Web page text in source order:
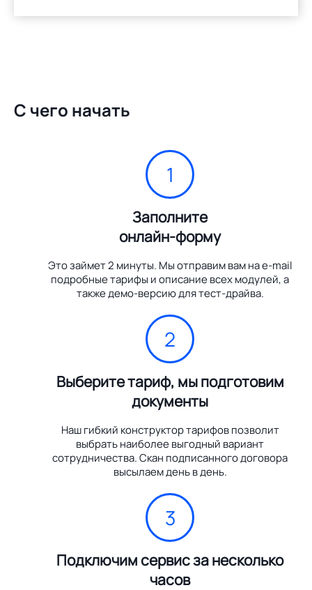
С чего начать
1
Заполните
онлайн-форму
Это займет 2 минуты. Мы отправим вам на e-mail
подробные тарифы и описание всех модулей, а
также демо-версию для тест-драйва.
2
Выберите тариф, мы подготовим
документы
Наш гибкий конструктор тарифов позволит
выбрать наиболее выгодный вариант
сотрудничества. Скан подписанного договора
высылаем день в день.
3
Подключим сервис за несколько
часов